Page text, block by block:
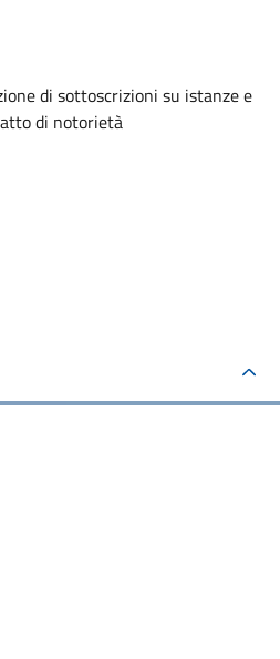
di sottoscrizioni su istanze e
di notorietà